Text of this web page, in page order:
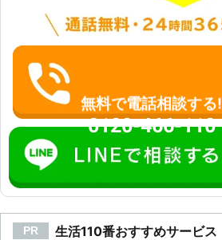
無料で電話相談する!
0120-466-110
PR 生活110番おすすめサービス